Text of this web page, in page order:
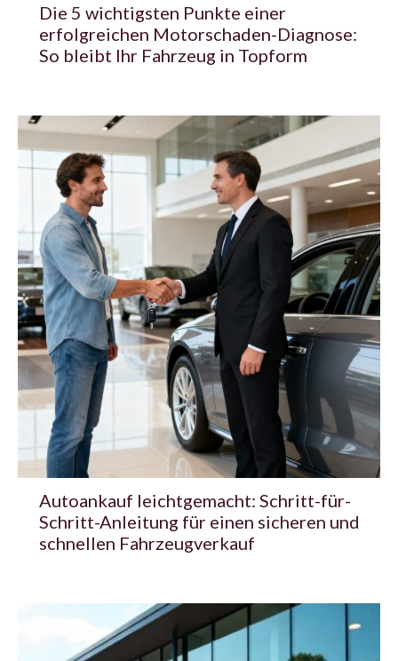
Die 5 wichtigsten Punkte einer
erfolgreichen Motorschaden-Diagnose:
So bleibt Ihr Fahrzeug in Topform
Autoankauf leichtgemacht: Schritt-für-
Schritt-Anleitung für einen sicheren und
schnellen Fahrzeugverkauf